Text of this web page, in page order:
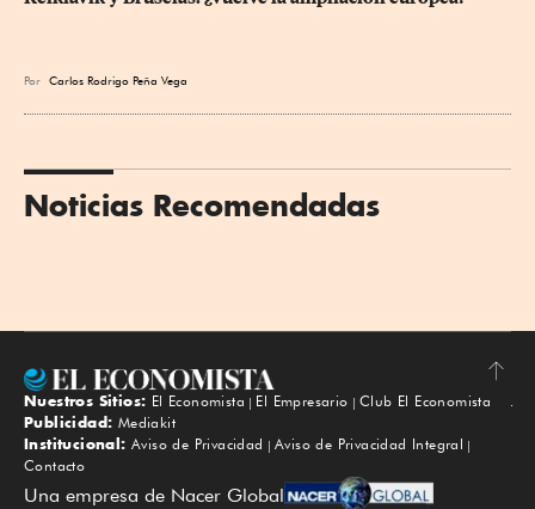
Por Carlos Rodrigo Peña Vega
Noticias Recomendadas
Subir
Nuestros Sitios: El Economista El Empresario
Club El Economista
Publicidad: Mediakit
Institucional: Aviso de Privacidad
Aviso de Privacidad Integral
Contacto
Una empresa de Nacer Global